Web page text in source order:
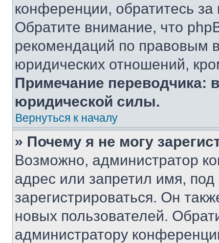
конференции, обратитесь
Обратите внимание, что
рекомендаций по правовым
юридических отношений,
Примечание переводчика:
юридической силы.
Вернуться к началу
» Почему я не могу
Возможно, администратор
адрес или запретил имя,
зарегистрироваться. Он
новых пользователей.
администратору